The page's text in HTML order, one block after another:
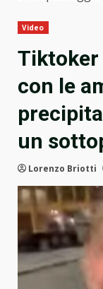
Video
Tiktoker
con le
un
Lorenzo Briotti